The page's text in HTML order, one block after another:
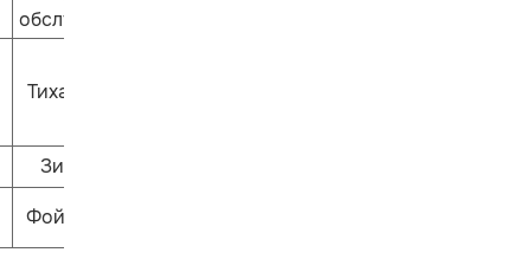
обслуживания
Тихая сказка
Зиль-зёль
Фойе 1 этажа